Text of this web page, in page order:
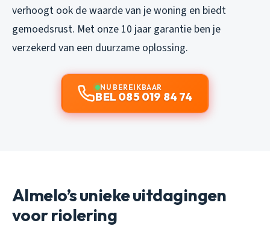
verhoogt ook de waarde van je woning en biedt
gemoedsrust. Met onze 10 jaar garantie ben je
verzekerd van een duurzame oplossing.
NU BEREIKBAAR
BEL 085 019 84 74
Almelo’s unieke uitdagingen
voor riolering